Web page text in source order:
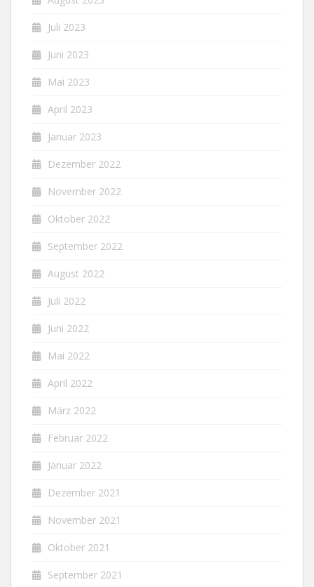
Juli 2023
Juni 2023
Mai 2023
April 2023
Januar 2023
Dezember 2022
November 2022
Oktober 2022
September 2022
August 2022
Juli 2022
Juni 2022
Mai 2022
April 2022
März 2022
Februar 2022
Januar 2022
Dezember 2021
November 2021
Oktober 2021
September 2021